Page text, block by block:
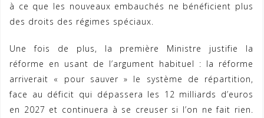
à ce que les nouveaux embauchés ne bénéficient plus
des droits des régimes spéciaux.
Une fois de plus, la première Ministre justifie la
réforme en usant de l’argument habituel : la réforme
arriverait « pour sauver » le système de répartition,
face au déficit qui dépassera les 12 milliards d’euros
en 2027 et continuera à se creuser si l’on ne fait rien.